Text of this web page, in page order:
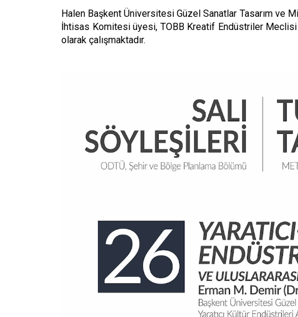
Halen Başkent Üniversitesi Güzel Sanatlar Tasarım ve
İhtisas Komitesi üyesi, TOBB Kreatif Endüstriler Meclisi
olarak çalışmaktadır.